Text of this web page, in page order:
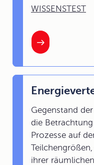
WISSENSTEST
Gegenstand
die
Prozesse auf
ihrer